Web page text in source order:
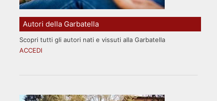
Autori della Garbatella
Scopri tutti gli autori nati e vissuti alla Garbatella
ACCEDI